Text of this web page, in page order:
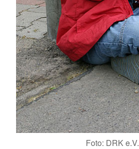
Foto: DRK e.V.